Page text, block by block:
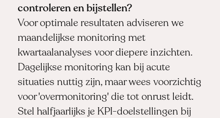
controleren en bijstellen?
Voor optimale resultaten adviseren we
maandelijkse monitoring met
kwartaalanalyses voor diepere inzichten.
Dagelijkse monitoring kan bij acute
situaties nuttig zijn, maar wees voorzichtig
voor 'overmonitoring' die tot onrust leidt.
Stel halfjaarlijks je KPI-doelstellingen bij